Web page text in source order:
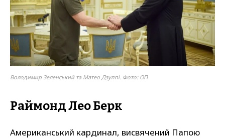
Володимир Зеленський та Матео Дзуппі. Фото: ОП
Раймонд Лео Берк
Американський кардинал, висвячений Папою